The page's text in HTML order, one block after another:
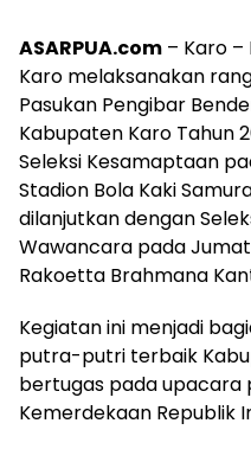
ASARPUA.com – Karo
Karo melaksanakan
Pasukan Pengibar
Kabupaten Karo Tahun
Seleksi Kesamaptaan
Stadion Bola Kaki
dilanjutkan dengan
Wawancara pada
Rakoetta Brahmana
Kegiatan ini menjadi
putra-putri terbaik
bertugas pada upacara
Kemerdekaan Republik